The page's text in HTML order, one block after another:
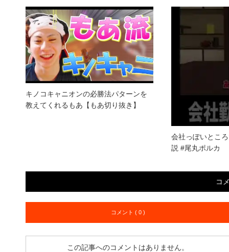
キノコキャニオンの必勝法パターンを
教えてくれるもあ【もあ切り抜き】
会社っぽいとこ
説 #尾丸ポルカ
コ
コメント ( 0 )
この記事へのコメントはありません。